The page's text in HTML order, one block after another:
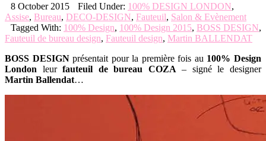
8 October 2015 Filed Under: 100% DESIGN LONDON,
Assise, Bureau, DECO-DESIGN, Fauteuil, Salon & Evènement
Tagged With: 100% Design, 100% Design 2015, BOSS DESIGN,
Fauteuil de bureau design, Fauteuil design, Martin BALLENDAT
BOSS DESIGNprésentait pour la première fois au 100% Design
London leurfauteuil de bureau COZA – signé le designer
Martin Ballendat…